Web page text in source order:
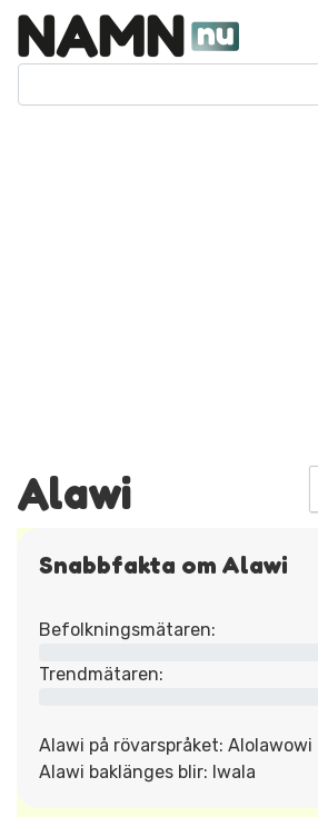
Alawi
Snabbfakta om Alawi
Befolkningsmätaren:
Trendmätaren:
Alawi på rövarspråket: Alolawowi
Alawi baklänges blir: Iwala